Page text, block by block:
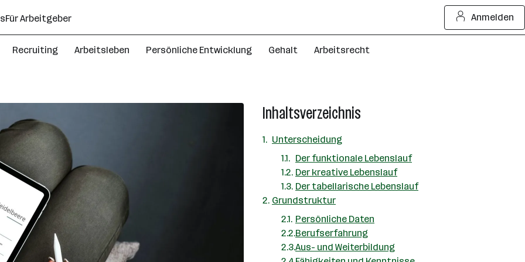
Für Arbeitgeber Anmelden
Recruiting Arbeitsleben Persönliche Entwicklung Gehalt Arbeitsrecht
Inhaltsverzeichnis
Unterscheidung
Der funktionale Lebenslauf
Der kreative Lebenslauf
Der tabellarische Lebenslauf
Grundstruktur
Persönliche Daten
Berufserfahrung
Aus- und Weiterbildung